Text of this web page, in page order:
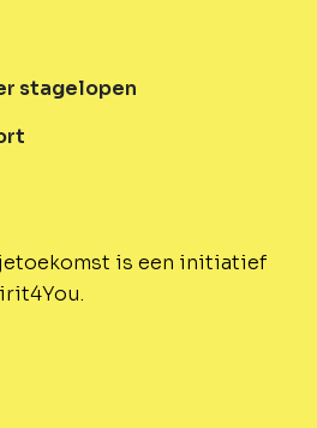
is een initiatief
stagelopen